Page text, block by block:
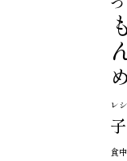
め
レ
食